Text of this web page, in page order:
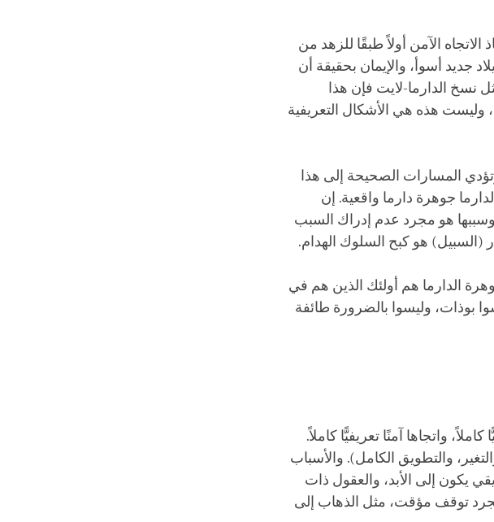
الآمن أولاً طبقًا للزهد من
جديد أسوأ، والإيمان بحقيقة أن
نسخ الدارما-لايت فإن هذا
وليست هذه هي الأشكال التعريفية
المسارات الصحيحة إلى هذا
جوهرة دارما واقعية. إن
وسببها هو مجرد عدم إدراك السبب
هو كبح السلوك الهدام.
الدارما هم أولئك الذين هم في
بوذات، وليسوا بالضرورة طائفة
واتجاها آمنًا تعريفيًّا كاملاً.
والتطويق الكامل). والأسباب
يكون إلى الأبد، والعقول ذات
توقف مؤقت، مثل الذهاب إلى